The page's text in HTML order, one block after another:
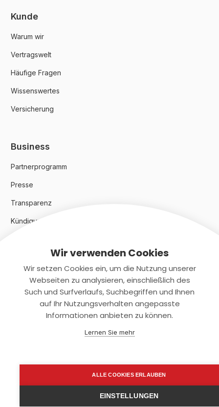
Kunde
Warum wir
Vertragswelt
Häufige Fragen
Wissenswertes
Versicherung
Business
Partnerprogramm
Presse
Transparenz
Kündigungsindex 2024
Rechtliches
Datenschutz
support@smartkuendigen.de
Wir verwenden Cookies
Wir setzen Cookies ein, um die Nutzung unserer
Webseiten zu analysieren, einschließlich des
Such und Surfverlaufs, Suchbegriffen und Ihnen
auf Ihr Nutzungsverhalten angepasste
Informationen anbieten zu können.
Lernen Sie mehr
ALLE COOKIES ERLAUBEN
EINSTELLUNGEN